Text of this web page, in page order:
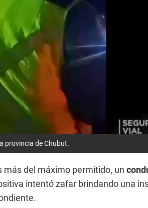
provincia de Chubut.
más del máximo permitido, un
intentó zafar brindando una